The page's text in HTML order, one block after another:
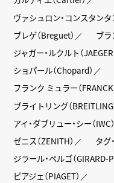
ヴァシュロン・コンスタンタ
ブレゲ（Breguet）
ブラ
ジャガー・ルクルト（
ショパール（Chopard）
フランク ミュラー（FRANCK
ブライトリング（BREITLING
アイ・ダブリュー・シー（IWC）
ゼニス（ZENITH）
タグ
ジラール・ペルゴ（GIRARD-
ピアジェ（PIAGET）